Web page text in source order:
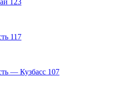
123
117
— Кузбасс 107